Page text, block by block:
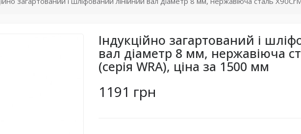
Індукційно загартований і
вал діаметр 8 мм, нержавіюча
(серія WRA), ціна за 1500 мм
1191 грн